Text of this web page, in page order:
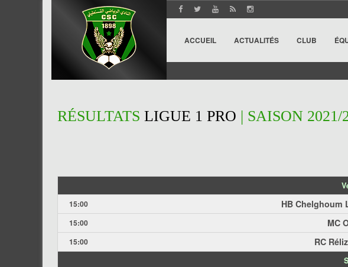
ACCUEIL ACTUALITÉS CLUB
RÉSULTATS LIGUE 1 PRO | SAISON 2021/
15:00
HB Chelghoum
15:00 MC
15:00 RC